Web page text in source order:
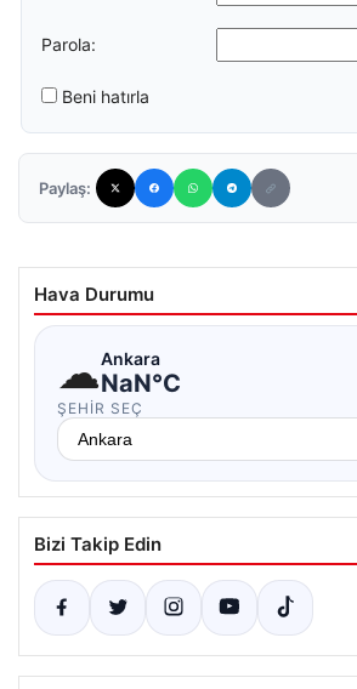
Parola:
Beni hatırla
Paylaş:
Hava Durumu
☁Ankara
NaN°C
ŞEHIR SEÇ
Bizi Takip Edin